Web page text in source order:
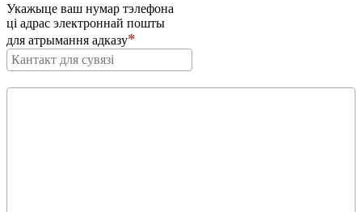
Укажыце ваш нумар тэлефона
ці адрас электроннай пошты
для атрымання адказу